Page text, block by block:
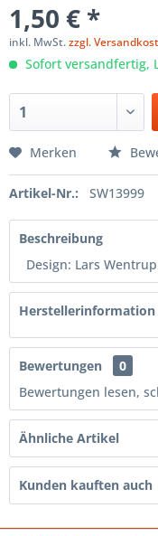
1,50 € *
inkl. MwSt.zzgl.
Sofort versandfertig,
Merken
Artikel-Nr.: SW13999
Beschreibung
Design: Lars Wentrup
Herstellerinformation
Bewertungen
0
Bewertungen lesen,
Ähnliche Artikel
Kunden kauften auch